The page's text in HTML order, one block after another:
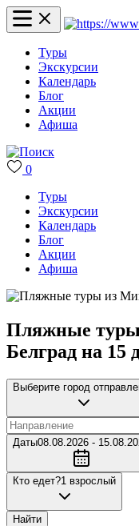
Туры
Экскурсии
Календарь
Блог
Акции
Афиша
0
Туры
Экскурсии
Календарь
Блог
Акции
Афиша
Пляжные
Белград на 15
Выберите город
Даты08.08.2026 -
Кто едет?1 взрослый
Найти